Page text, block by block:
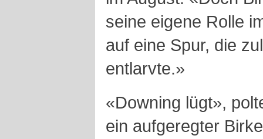
seine eigene Rolle
auf eine Spur, die
entlarvte.»
«Downing lügt»,
ein aufgeregter